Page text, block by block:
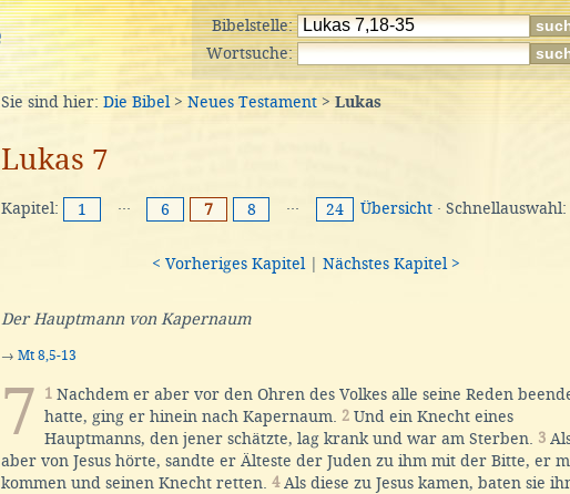
Bibelstelle:
Wortsuche:
Sie sind hier: Die Bibel> Neues Testament>Lukas
Lukas 7
Kapitel: 1 ··· 6 7 8 ··· 24 Übersicht · Schnellauswahl:
< Vorheriges Kapitel Nächstes Kapitel >
Der Hauptmann von Kapernaum
→ Mt 8,5-13
7 1 Nachdem er aber vor den Ohren des Volkes alle seine Reden
hatte, ging er hinein nach Kapernaum. 2 Und ein Knecht eines
Hauptmanns, den jener schätzte, lag krank und war am Sterben. 3
aber von Jesus hörte, sandte er Älteste der Juden zu ihm mit der Bitte, er
kommen und seinen Knecht retten. 4Als diese zu Jesus kamen, baten sie